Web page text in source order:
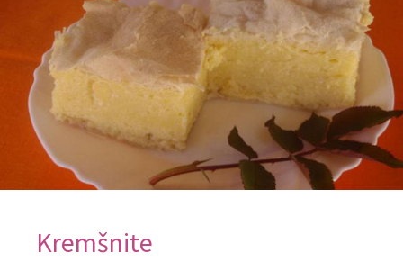
Kremšnite